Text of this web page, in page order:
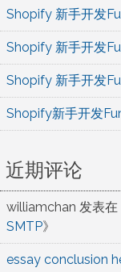
Shopify 新手开发
Shopify 新手开发
Shopify 新手开发
Shopify新手开发
近期评论
williamchan 发表在
SMTP》
essay conclusion